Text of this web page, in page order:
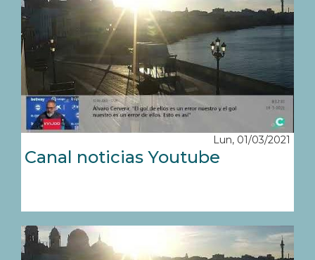
Lun, 01/03/2021
Canal noticias Youtube